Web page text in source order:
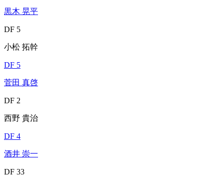
黒木 晃平
DF 5
小松 拓幹
DF 5
菅田 真啓
DF 2
西野 貴治
DF 4
酒井 崇一
DF 33